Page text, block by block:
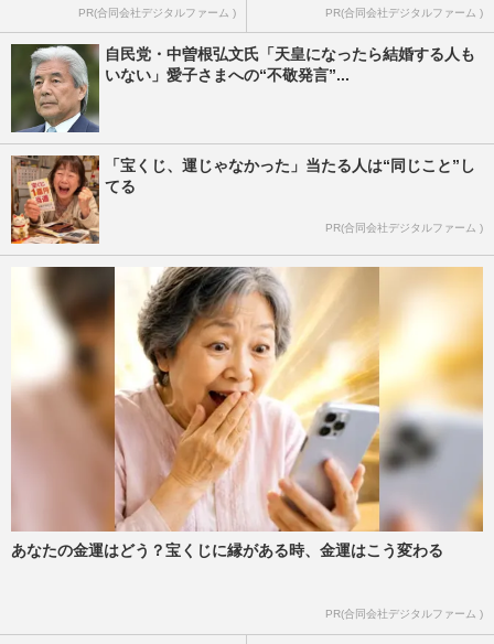
PR(合同会社デジタルファーム ) PR(合同会社デジタルファーム )
自民党・中曽根弘文氏「天皇になったら結婚する人も
いない」愛子さまへの“不敬発言”...
「宝くじ、運じゃなかった」当たる人は“同じこと”し
てる
PR(合同会社デジタルファーム )
あなたの金運はどう？宝くじに縁がある時、金運はこう変わる
PR(合同会社デジタルファーム )